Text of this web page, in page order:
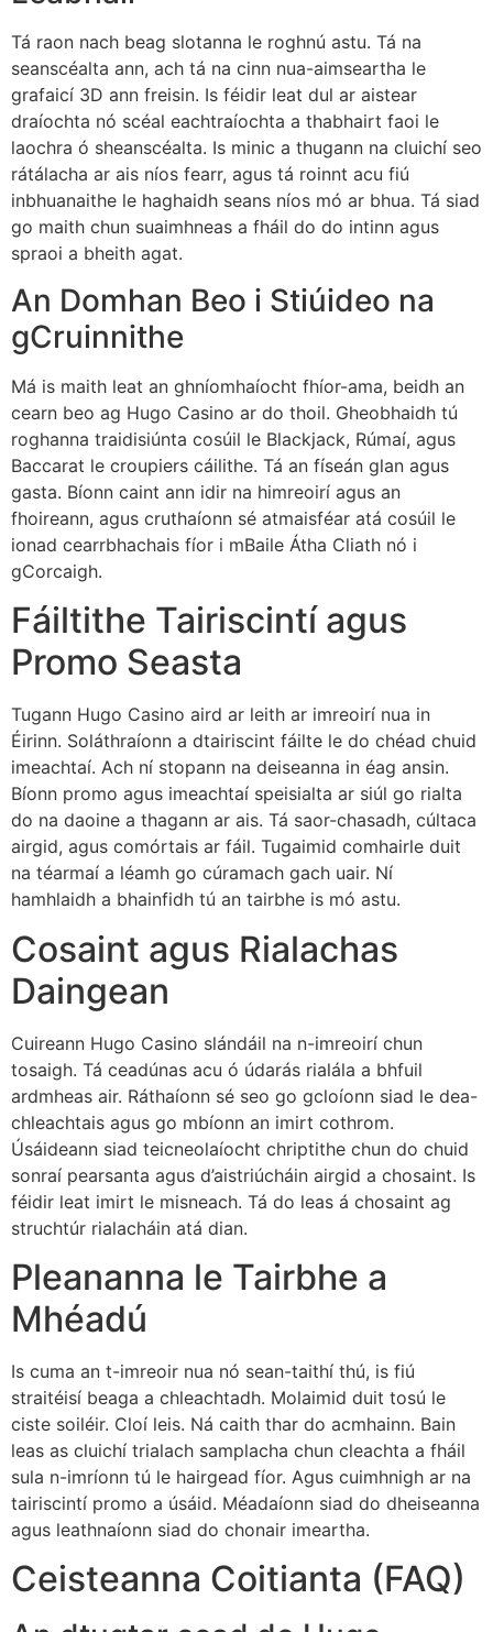
Tá raon nach beag slotanna le roghnú astu. Tá na
seanscéalta ann, ach tá na cinn nua-aimseartha le
grafaicí 3D ann freisin. Is féidir leat dul ar aistear
draíochta nó scéal eachtraíochta a thabhairt faoi le
laochra ó sheanscéalta. Is minic a thugann na cluichí seo
rátálacha ar ais níos fearr, agus tá roinnt acu fiú
inbhuanaithe le haghaidh seans níos mó ar bhua. Tá siad
go maith chun suaimhneas a fháil do do intinn agus
spraoi a bheith agat.
An Domhan Beo i Stiúideo na
gCruinnithe
Má is maith leat an ghníomhaíocht fhíor-ama, beidh an
cearn beo ag Hugo Casino ar do thoil. Gheobhaidh tú
roghanna traidisiúnta cosúil le Blackjack, Rúmaí, agus
Baccarat le croupiers cáilithe. Tá an físeán glan agus
gasta. Bíonn caint ann idir na himreoirí agus an
fhoireann, agus cruthaíonn sé atmaisféar atá cosúil le
ionad cearrbhachais fíor i mBaile Átha Cliath nó i
gCorcaigh.
Fáiltithe Tairiscintí agus
Promo Seasta
Tugann Hugo Casino aird ar leith ar imreoirí nua in
Éirinn. Soláthraíonn a dtairiscint fáilte le do chéad chuid
imeachtaí. Ach ní stopann na deiseanna in éag ansin.
Bíonn promo agus imeachtaí speisialta ar siúl go rialta
do na daoine a thagann ar ais. Tá saor-chasadh, cúltaca
airgid, agus comórtais ar fáil. Tugaimid comhairle duit
na téarmaí a léamh go cúramach gach uair. Ní
hamhlaidh a bhainfidh tú an tairbhe is mó astu.
Cosaint agus Rialachas
Daingean
Cuireann Hugo Casino slándáil na n-imreoirí chun
tosaigh. Tá ceadúnas acu ó údarás rialála a bhfuil
ardmheas air. Ráthaíonn sé seo go gcloíonn siad le dea-
chleachtais agus go mbíonn an imirt cothrom.
Úsáideann siad teicneolaíocht chriptithe chun do chuid
sonraí pearsanta agus d’aistriúcháin airgid a chosaint. Is
féidir leat imirt le misneach. Tá do leas á chosaint ag
struchtúr rialacháin atá dian.
Pleananna le Tairbhe a
Mhéadú
Is cuma an t-imreoir nua nó sean-taithí thú, is fiú
straitéisí beaga a chleachtadh. Molaimid duit tosú le
ciste soiléir. Cloí leis. Ná caith thar do acmhainn. Bain
leas as cluichí trialach samplacha chun cleachta a fháil
sula n-imríonn tú le hairgead fíor. Agus cuimhnigh ar na
tairiscintí promo a úsáid. Méadaíonn siad do dheiseanna
agus leathnaíonn siad do chonair imeartha.
Ceisteanna Coitianta (FAQ)